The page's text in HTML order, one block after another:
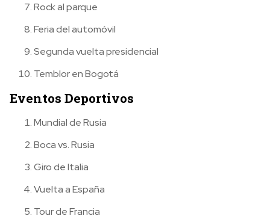
Rock al parque
Feria del automóvil
Segunda vuelta presidencial
Temblor en Bogotá
Eventos Deportivos
Mundial de Rusia
Boca vs. Rusia
Giro de Italia
Vuelta a España
Tour de Francia